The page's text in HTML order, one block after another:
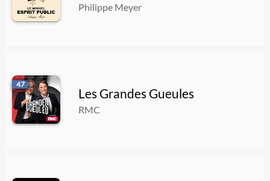
Philippe Meyer
47
Les Grandes Gueules
RMC